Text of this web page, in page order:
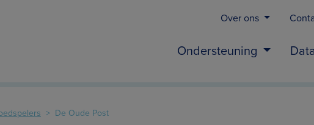
Over ons
Ondersteuning
De Oude Post